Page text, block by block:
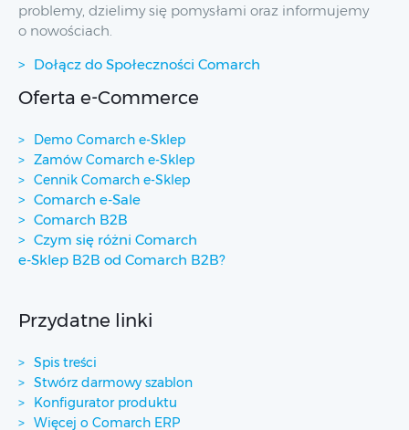
problemy, dzielimy się pomysłami oraz informujemy
o nowościach.
Dołącz do Społeczności Comarch
Oferta e-Commerce
Demo Comarch e-Sklep
Zamów Comarch e-Sklep
Cennik Comarch e-Sklep
Comarch e-Sale
Comarch B2B
Czym się różni Comarch
e-Sklep B2B od Comarch B2B?
Przydatne linki
Spis treści
Stwórz darmowy szablon
Konfigurator produktu
Więcej o Comarch ERP